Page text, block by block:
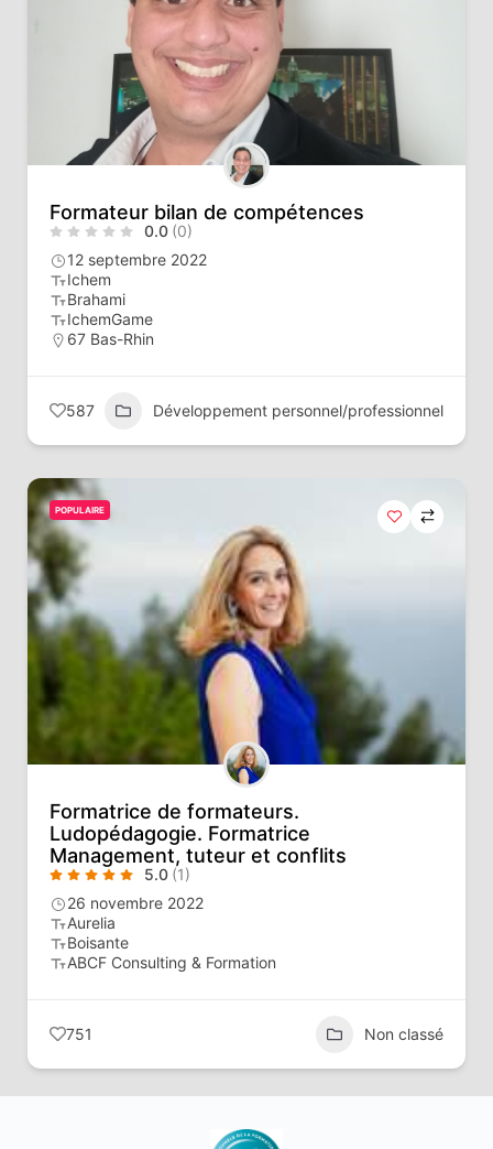
Formateur bilan de compétences
0.0 (0)
12 septembre 2022
Ichem
Brahami
IchemGame
67 Bas-Rhin
587 Développement personnel/professionnel
POPULAIRE
Formatrice de formateurs.
Ludopédagogie. Formatrice
Management, tuteur et conflits
5.0 (1)
26 novembre 2022
Aurelia
Boisante
ABCF Consulting & Formation
751 Non classé